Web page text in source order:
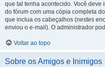
que tal tenha acontecido. Você
do fórum com uma cópia completa
que inclua os cabeçalhos (nestes
enviou o e-mail). O administrador
Voltar ao topo
Sobre os Amigos e Inimigos